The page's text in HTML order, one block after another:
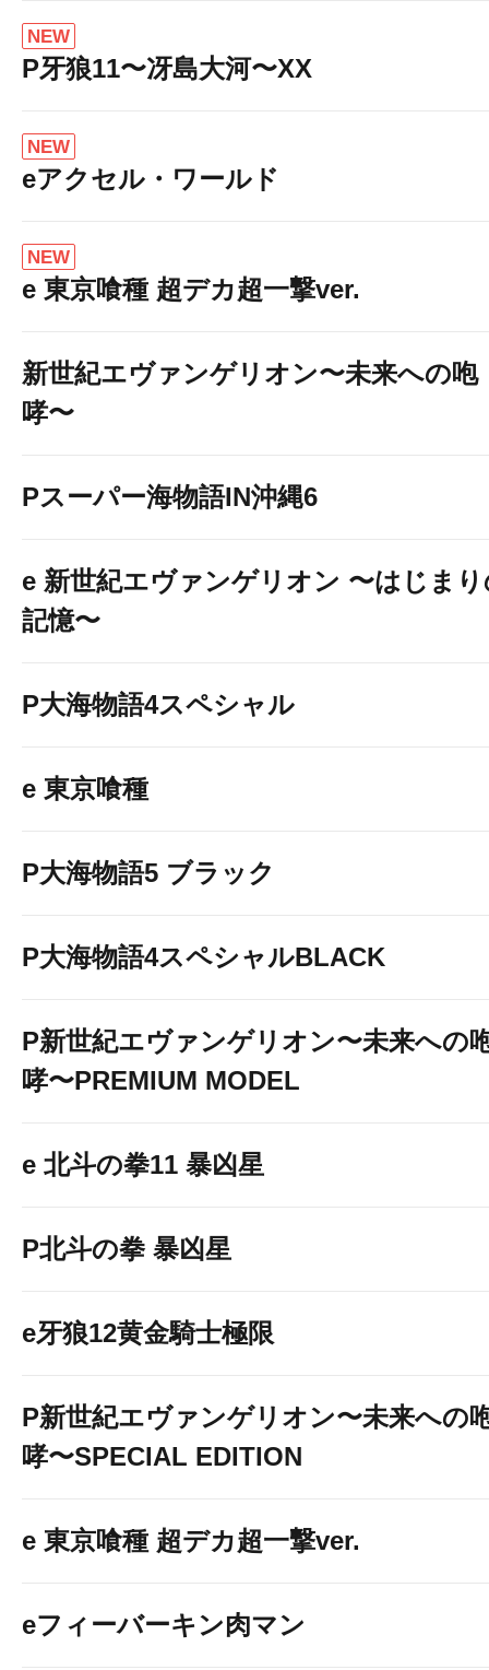
NEW
P牙狼11〜冴島大河〜XX
NEW
eアクセル・ワールド
NEW
e 東京喰種 超デカ超一撃ver.
新世紀エヴァンゲリオン〜未来への咆
哮〜
Pスーパー海物語IN沖縄6
e 新世紀エヴァンゲリオン 〜はじま
記憶〜
P大海物語4スペシャル
e 東京喰種
P大海物語5 ブラック
P大海物語4スペシャルBLACK
P新世紀エヴァンゲリオン〜未来への
哮〜PREMIUM MODEL
e 北斗の拳11 暴凶星
P北斗の拳 暴凶星
e牙狼12黄金騎士極限
P新世紀エヴァンゲリオン〜未来への
哮〜SPECIAL EDITION
e 東京喰種 超デカ超一撃ver.
eフィーバーキン肉マン